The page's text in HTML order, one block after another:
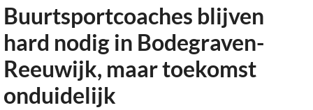
Buurtsportcoaches blijven
hard nodig in Bodegraven-
Reeuwijk, maar toekomst
onduidelijk